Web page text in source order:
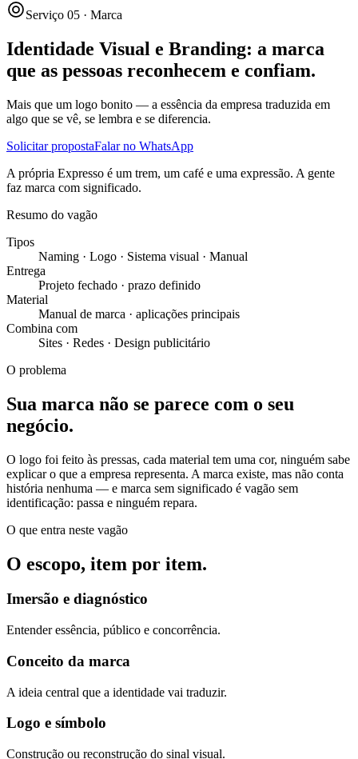
Serviço 05 · Marca
Identidade Visual e Branding: a marca
que as pessoas reconhecem e confiam.
Mais que um logo bonito — a essência da empresa traduzida em
algo que se vê, se lembra e se diferencia.
Solicitar propostaFalar no WhatsApp
A própria Expresso é um trem, um café e uma expressão. A gente
faz marca com significado.
Resumo do vagão
Tipos
Naming · Logo · Sistema visual · Manual
Entrega
Projeto fechado · prazo definido
Material
Manual de marca · aplicações principais
Combina com
Sites · Redes · Design publicitário
O problema
Sua marca não se parece com o seu
negócio.
O logo foi feito às pressas, cada material tem uma cor, ninguém sabe
explicar o que a empresa representa. A marca existe, mas não conta
história nenhuma — e marca sem significado é vagão sem
identificação: passa e ninguém repara.
O que entra neste vagão
O escopo, item por item.
Imersão e diagnóstico
Entender essência, público e concorrência.
Conceito da marca
A ideia central que a identidade vai traduzir.
Logo e símbolo
Construção ou reconstrução do sinal visual.